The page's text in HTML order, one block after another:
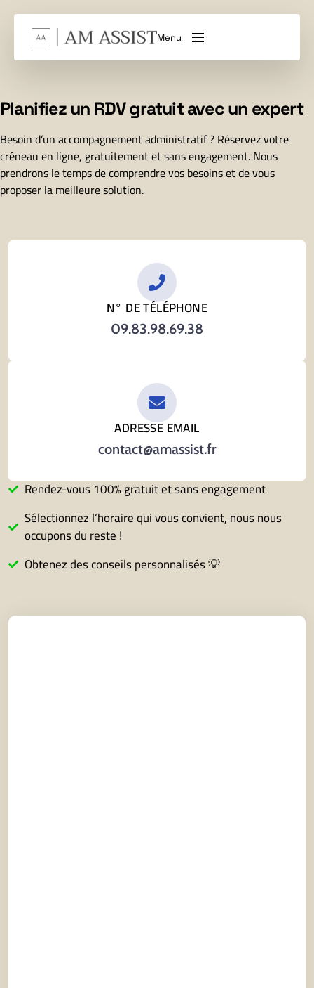
Menu
Planifiez un RDV gratuit avec un expert
Besoin d’un accompagnement administratif ? Réservez votre
créneau en ligne, gratuitement et sans engagement. Nous
prendrons le temps de comprendre vos besoins et de vous
proposer la meilleure solution.
N° DE TÉLÉPHONE
09.83.98.69.38
ADRESSE EMAIL
contact@amassist.fr
Rendez-vous 100% gratuit et sans engagement
Sélectionnez l’horaire qui vous convient, nous nous
occupons du reste !
Obtenez des conseils personnalisés 💡